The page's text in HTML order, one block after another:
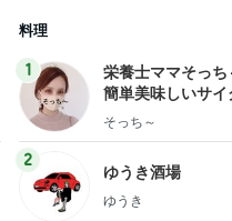
料理
1
栄養士ママそっち
簡単美味しいサイ
献立
そっち～
2
ゆうき酒場
ゆうき